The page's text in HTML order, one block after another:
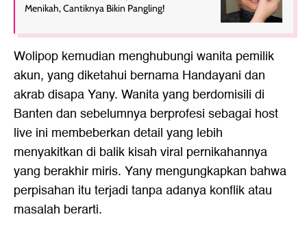
Menikah, Cantiknya Bikin Pangling!
Wolipop kemudian menghubungi wanita pemilik
akun, yang diketahui bernama Handayani dan
akrab disapa Yany. Wanita yang berdomisili di
Banten dan sebelumnya berprofesi sebagai host
live ini membeberkan detail yang lebih
menyakitkan di balik kisah viral pernikahannya
yang berakhir miris. Yany mengungkapkan bahwa
perpisahan itu terjadi tanpa adanya konflik atau
masalah berarti.